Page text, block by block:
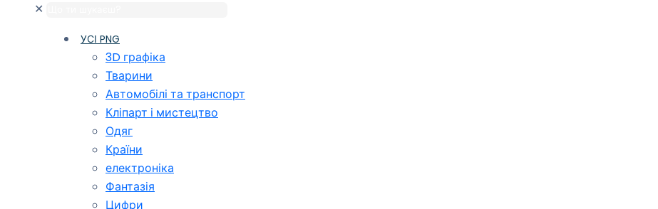
✕
УСІ PNG
3D графіка
Тварини
Автомобілі та транспорт
Кліпарт і мистецтво
Одяг
Країни
електроніка
Фантазія
Цифри